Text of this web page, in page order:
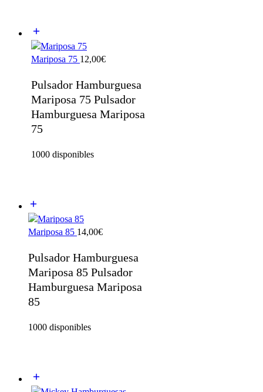
Mariposa 75 12,00€
Pulsador Hamburguesa
Mariposa 75 Pulsador
Hamburguesa Mariposa
75
1000 disponibles
Mariposa 85 14,00€
Pulsador Hamburguesa
Mariposa 85 Pulsador
Hamburguesa Mariposa
85
1000 disponibles